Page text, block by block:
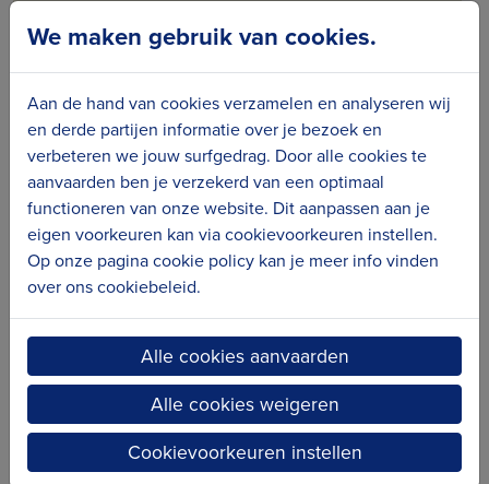
Beleid
Onze nieuwe bestuursploeg
Ook bij ons diende het bestuursorgaan
opnieuw samengesteld te worden na de
gemeenteraadsverkiezin...
We maken gebruik van cookies.
Aan de hand van cookies verzamelen en analyseren wij
en derde partijen informatie over je bezoek en
verbeteren we jouw surfgedrag. Door alle cookies te
aanvaarden ben je verzekerd van een optimaal
functioneren van onze website. Dit aanpassen aan je
eigen voorkeuren kan via cookievoorkeuren instellen.
Op onze pagina cookie policy kan je meer info vinden
over ons cookiebeleid.
Alle cookies aanvaarden
Alle cookies weigeren
Cookievoorkeuren instellen